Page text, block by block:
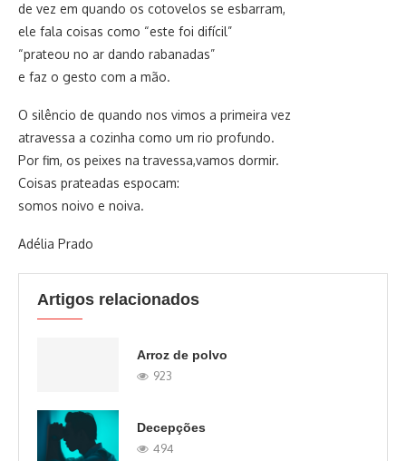
de vez em quando os cotovelos se esbarram,
ele fala coisas como “este foi difícil”
“prateou no ar dando rabanadas”
e faz o gesto com a mão.
O silêncio de quando nos vimos a primeira vez
atravessa a cozinha como um rio profundo.
Por fim, os peixes na travessa,vamos dormir.
Coisas prateadas espocam:
somos noivo e noiva.
Adélia Prado
Artigos relacionados
Arroz de polvo
923
Decepções
494